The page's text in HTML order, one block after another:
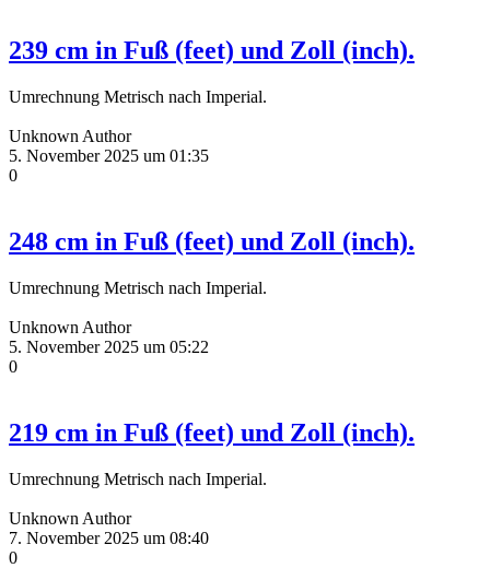
239 cm in Fuß (feet) und Zoll (inch).
Umrechnung Metrisch nach Imperial.
Unknown Author
5. November 2025 um 01:35
0
248 cm in Fuß (feet) und Zoll (inch).
Umrechnung Metrisch nach Imperial.
Unknown Author
5. November 2025 um 05:22
0
219 cm in Fuß (feet) und Zoll (inch).
Umrechnung Metrisch nach Imperial.
Unknown Author
7. November 2025 um 08:40
0